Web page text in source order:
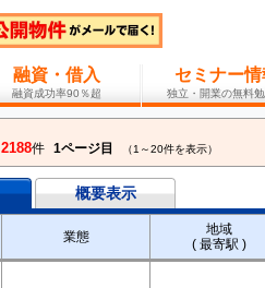
融資・借入
融資成功率90％超
セミナー情
独立・開業の無料
2188件 1ページ目 （1～20件を表示）
概要表示
業態
地域
( 最寄駅 )